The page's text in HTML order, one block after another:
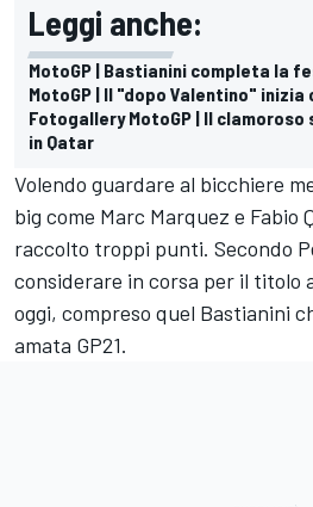
Leggi anche:
MotoGP | Bastianini completa la
MotoGP | Il "dopo Valentino" inizia
Fotogallery MotoGP | Il
in Qatar
Volendo guardare al bicchiere
big come Marc Marquez e Fabio
raccolto troppi punti. Secondo
considerare in corsa per il titolo
oggi, compreso quel Bastianini
amata GP21.